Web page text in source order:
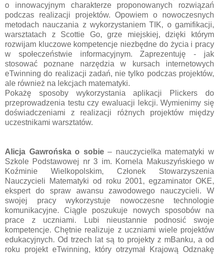
o innowacyjnym charakterze proponowanych rozwiązań
podczas realizacji projektów. Opowiem o nowoczesnych
metodach nauczania z wykorzystaniem TIK, o gamifikacji,
warsztatach z Scottie Go, grze miejskiej, dzięki którym
rozwijam kluczowe kompetencje niezbędne do życia i pracy
w społeczeństwie informacyjnym. Zaprezentuję - jak
stosować poznane narzędzia w kursach internetowych
eTwinning do realizacji zadań, nie tylko podczas projektów,
ale również na lekcjach matematyki.
Pokażę sposoby wykorzystania aplikacji Plickers do
przeprowadzenia testu czy ewaluacji lekcji. Wymienimy się
doświadczeniami z realizacji różnych projektów między
uczestnikami warsztatów.
Alicja Gawrońska o sobie– nauczycielka matematyki w
Szkole Podstawowej nr 3 im. Kornela Makuszyńskiego w
Koźminie Wielkopolskim, Członek Stowarzyszenia
Nauczycieli Matematyki od roku 2001, egzaminator OKE,
ekspert do spraw awansu zawodowego nauczycieli. W
swojej pracy wykorzystuje nowoczesne technologie
komunikacyjne. Ciągle poszukuje nowych sposobów na
prace z uczniami. Lubi nieustannie podnosić swoje
kompetencje. Chętnie realizuje z uczniami wiele projektów
edukacyjnych. Od trzech lat są to projekty z mBanku, a od
roku projekt eTwinning, który otrzymał Krajową Odznakę